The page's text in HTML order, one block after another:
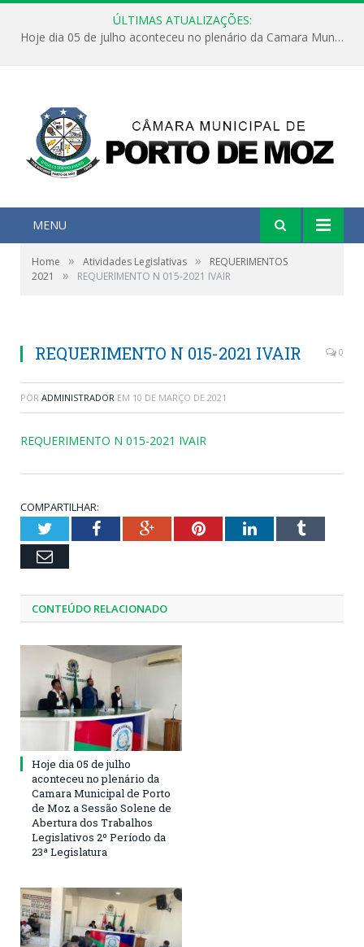
ÚLTIMAS ATUALIZAÇÕES:
Hoje dia 05 de julho aconteceu no plenário da Camara Municipal de Porto de Moz a Sessão Solene de Abertura dos Trabalhos Legislativos 2º Período da 23ª Legislatura
MENU
Home » Atividades Legislativas »
REQUERIMENTOS
2021
» REQUERIMENTO N 015-2021 IVAIR
REQUERIMENTO N 015-2021 IVAIR 0
POR ADMINISTRADOR EM 10 DE MARÇO DE 2021
REQUERIMENTO N 015-2021 IVAIR
COMPARTILHAR:
TwitterFacebookGoogle+PinterestLinkedInTumblr
Email
CONTEÚDO RELACIONADO
Hoje dia 05 de julho
aconteceu no plenário da
Camara Municipal de Porto
de Moz a Sessão Solene de
Abertura dos Trabalhos
Legislativos 2º Período da
23ª Legislatura